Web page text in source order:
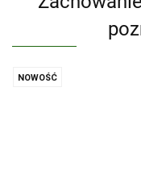
NOWOŚĆ